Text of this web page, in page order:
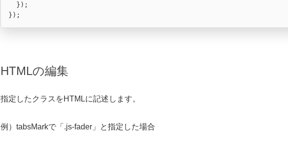
  });
HTMLの編集
指定したクラスをHTMLに記述します。
例）tabsMarkで「.js-fader」と指定した場合